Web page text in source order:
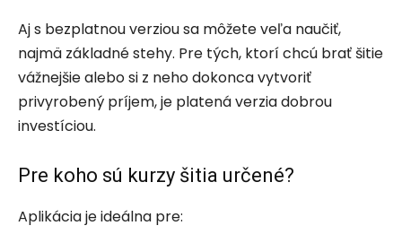
Aj s bezplatnou verziou sa môžete veľa naučiť,
najmä základné stehy. Pre tých, ktorí chcú brať šitie
vážnejšie alebo si z neho dokonca vytvoriť
privyrobený príjem, je platená verzia dobrou
investíciou.
Pre koho sú kurzy šitia určené?
Aplikácia je ideálna pre: